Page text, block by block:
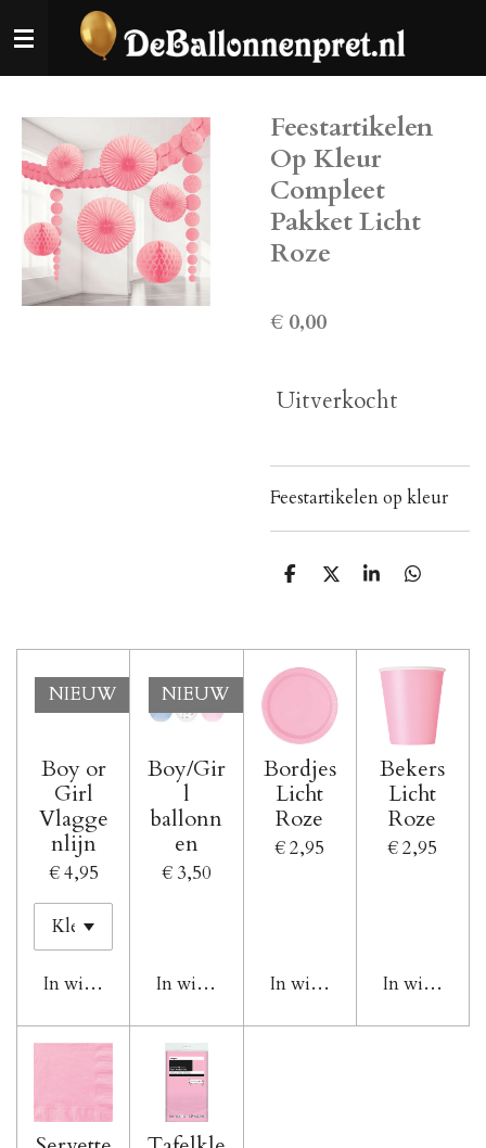
direct
naar
hoofdinhoud
Feestartikelen
Op Kleur
Compleet
Pakket Licht
Roze
€ 0,00
Uitverkocht
Feestartikelen op kleur
D
n
D
S
e
D
n
NIEUW
Boy or
Girl
Vlagge
nlijn
€ 4,95
In winkelwagen
NIEUW
Boy/Gir
l
ballonn
en
€ 3,50
In winkelwagen
Bordjes
Licht
Roze
€ 2,95
In winkelwagen
Bekers
Licht
Roze
€ 2,95
In